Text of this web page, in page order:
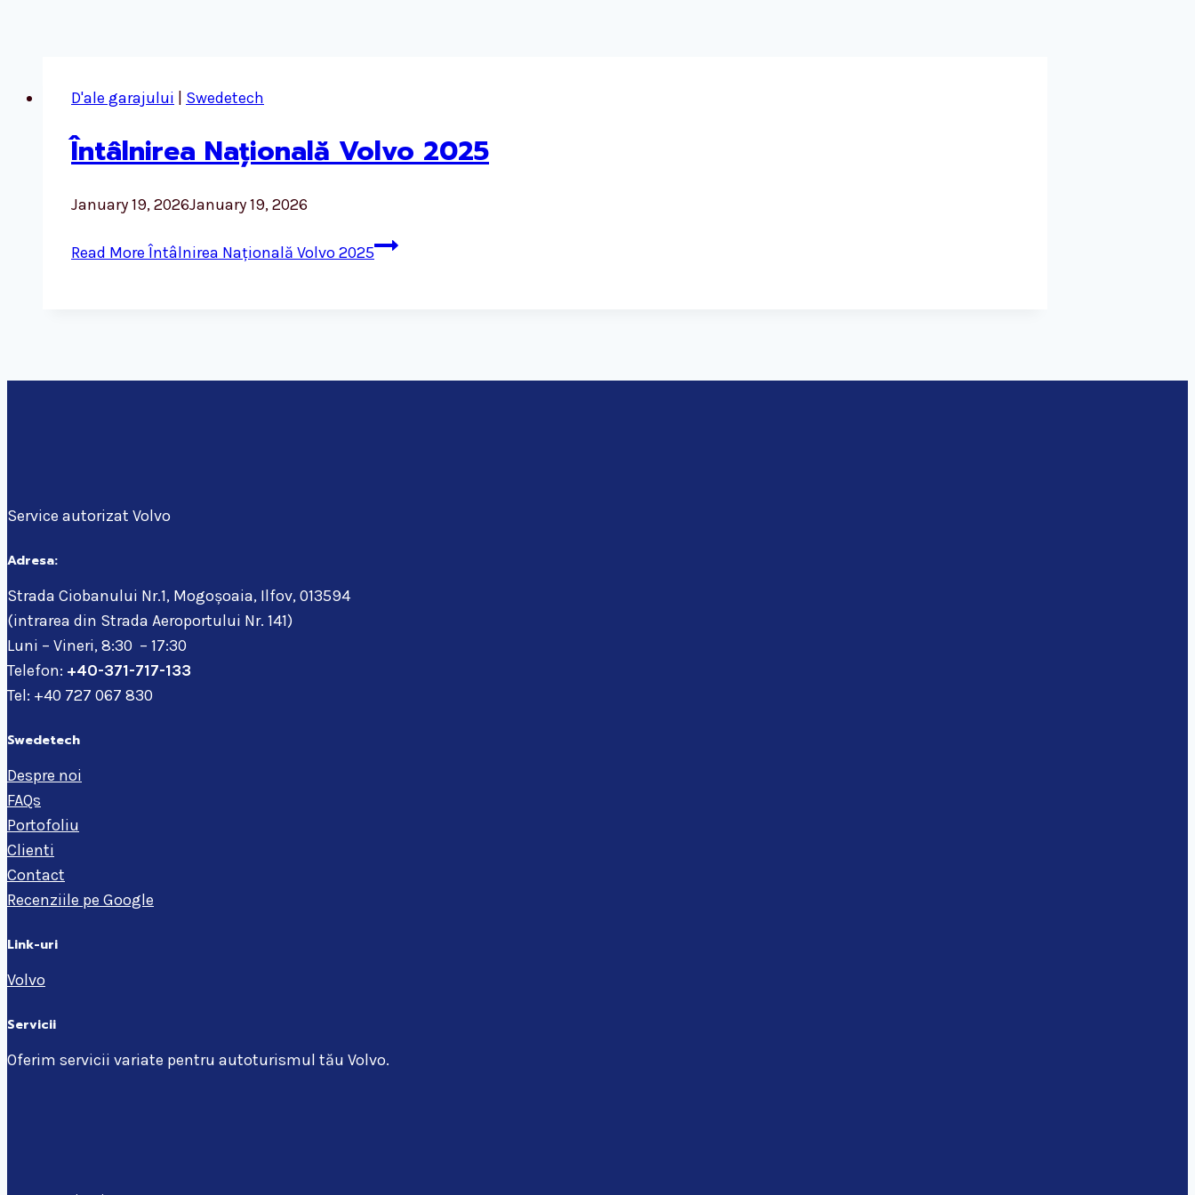
D'ale garajului Swedetech
Întâlnirea Națională Volvo 2025
January 19, 2026January 19, 2026
Read MoreÎntâlnirea Națională Volvo 2025
Service autorizat Volvo
Adresa:
Strada Ciobanului Nr.1, Mogoșoaia, Ilfov, 013594
(intrarea din Strada Aeroportului Nr. 141)
Luni – Vineri, 8:30 – 17:30
Telefon: +40-371-717-133
Tel: +40 727 067 830
Swedetech
Despre noi
FAQs
Portofoliu
Clienti
Contact
Recenziile pe Google
Link-uri
Volvo
Servicii
Oferim servicii variate pentru autoturismul tău Volvo.